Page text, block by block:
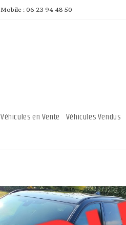
Mobile : 06 23 94 48 50
Véhicules en Vente Véhicules Vendus